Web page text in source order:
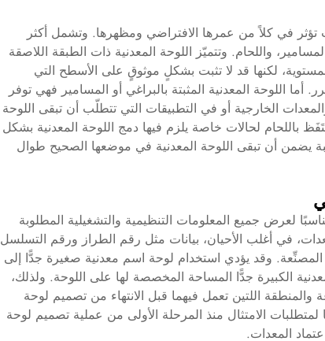
في كلاً من عمرها الافتراضي ومظهرها. وتشمل أكثر
واللحام. وتتميّز اللوحة المعدنية ذات الطبقة اللاصقة
لكنها قد لا تثبت بشكلٍ موثوقٍ على الأسطح التي
أما اللوحة المعدنية المثبتة بالبراغي أو المسامير فهي توفر
الخارجية أو في التطبيقات التي تتطلّب أن تبقى اللوحة
باللحام لحالات خاصة يلزم فيها دمج اللوحة المعدنية بشكل
يضمن أن تبقى اللوحة المعدنية في موضعها الصحيح طوال
لعرض جميع المعلومات التنظيمية والتشغيلية المطلوبة
في أغلب الأحيان، بيانات مثل رقم الطراز ورقم التسلسل
المصنِّعة. وقد يؤدي استخدام لوحة اسم معدنية صغيرة جدًّا إلى
الكبيرة جدًّا المساحة المخصصة لها على اللوحة. ولذلك،
اللتين تعمل فيهما قبل الانتهاء من تصميم لوحة
الامتثال منذ المرحلة الأولى من عملية تصميم لوحة
المعدات.